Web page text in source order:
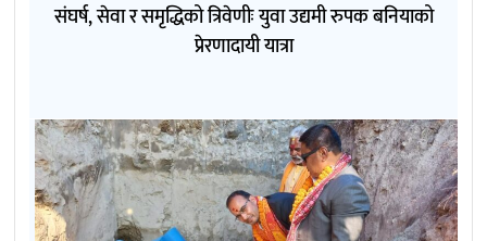
संघर्ष, सेवा र समृद्धिको त्रिवेणीः युवा उद्यमी रुपक बनियाको
प्रेरणादायी यात्रा